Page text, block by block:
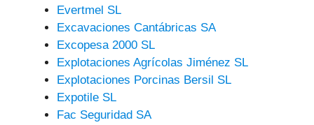
Evertmel SL
Excavaciones Cantábricas SA
Excopesa 2000 SL
Explotaciones Agrícolas Jiménez SL
Explotaciones Porcinas Bersil SL
Expotile SL
Fac Seguridad SA